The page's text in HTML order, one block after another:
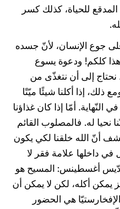
للحياة، كذلك كسر
جوع الإنسان، لأنّ جسده
هذا كلكم! ودعوة يسوع
نحتاج إلى أن نتغذّى من
ذلك، إذا أكلنا شيئًا ميّتًا
النّهاية. أمّا إذا كان غذاؤنا
نحيا له. فالمصلوب القائم
أنّ الله خلقنا لكي يكون
في داخلها علامة فقر لا
أغسطينس: المسيح هو
يمكن أكله، لكن لا يمكن أن
الإفخارستيّا هي الحضور